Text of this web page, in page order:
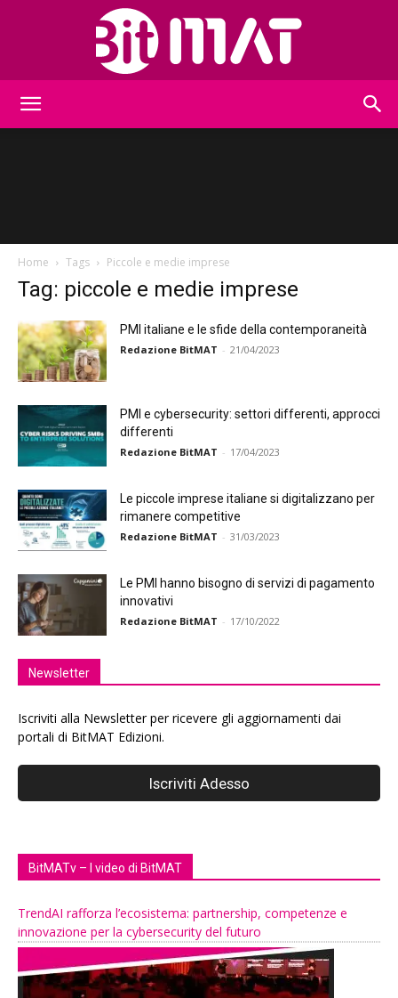
Home Tags Piccole e medie imprese
Tag: piccole e medie imprese
PMI italiane e le sfide della contemporaneità
Redazione BitMAT - 21/04/2023
PMI e cybersecurity: settori differenti, approcci
differenti
Redazione BitMAT - 17/04/2023
Le piccole imprese italiane si digitalizzano per
rimanere competitive
Redazione BitMAT - 31/03/2023
Le PMI hanno bisogno di servizi di pagamento
innovativi
Redazione BitMAT - 17/10/2022
Newsletter
Iscriviti alla Newsletter per ricevere gli aggiornamenti dai
portali di BitMAT Edizioni.
BitMATv – I video di BitMAT
TrendAI rafforza l’ecosistema: partnership, competenze e
innovazione per la cybersecurity del futuro